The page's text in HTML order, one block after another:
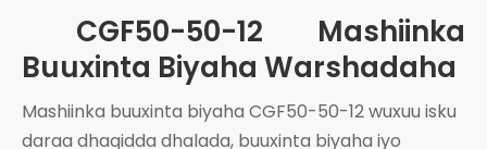
CGF50-50-12 Mashiinka
Buuxinta Biyaha Warshadaha
Mashiinka buuxinta biyaha CGF50-50-12 wuxuu isku
daraa dhaqidda dhalada, buuxinta biyaha iyo